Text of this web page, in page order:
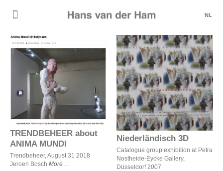
NL
TRENDBEHEER about
ANIMA MUNDI
TRENDBEHEER about
ANIMA MUNDI
Trendbeheer, August 31 2018
Jeroen Bosch More
Niederländisch 3D
Niederländisch 3D
Catalogue group exhibition at Petra
Nostheide-Eycke Gallery,
Düsseldorf 2007